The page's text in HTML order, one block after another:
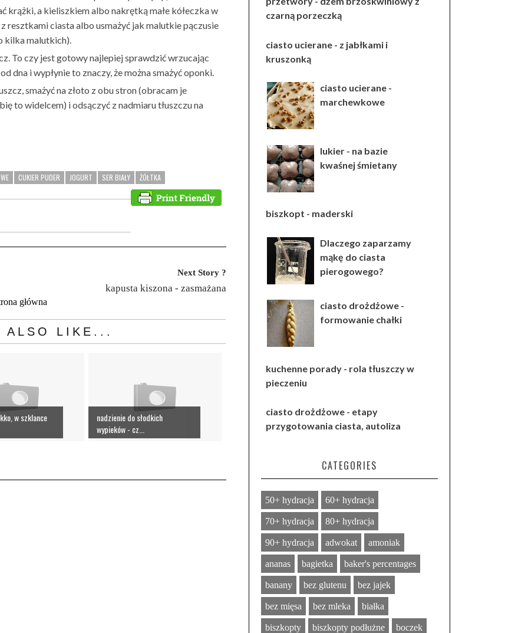
krążki, a kieliszkiem albo nakrętką małe kółeczka w
resztkami ciasta albo usmażyć jak malutkie pączusie
kilka malutkich).
To czy jest gotowy najlepiej sprawdzić wrzucając
dna i wypłynie to znaczy, że można smażyć oponki.
smażyć na złoto z obu stron (obracam je
to widelcem) i odsączyć z nadmiaru tłuszczu na
CUKIER PUDER JOGURT SER BIAŁY ŻÓŁTKA
Next Story ?
kapusta kiszona - zasmażana
główna
ALSO LIKE...
w szklance
nadzienie do słodkich
wypieków - cz...
czarną porzeczką
ciasto ucierane - z jabłkami i
kruszonką
ciasto ucierane -
marchewkowe
lukier - na bazie
kwaśnej śmietany
biszkopt - maderski
Dlaczego zaparzamy
mąkę do ciasta
pierogowego?
ciasto drożdżowe -
formowanie chałki
kuchenne porady - rola tłuszczy w
pieczeniu
ciasto drożdżowe - etapy
przygotowania ciasta, autoliza
CATEGORIES
50+ hydracja 60+ hydracja
70+ hydracja 80+ hydracja
90+ hydracja adwokat amoniak
ananas bagietka baker's percentages
banany bez glutenu bez jajek
bez mięsa bez mleka białka
biszkopty biszkopty podłużne boczek